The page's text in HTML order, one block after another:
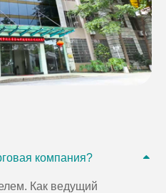
компания?
Как ведущий